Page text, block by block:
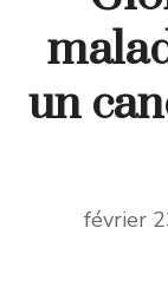
un
février